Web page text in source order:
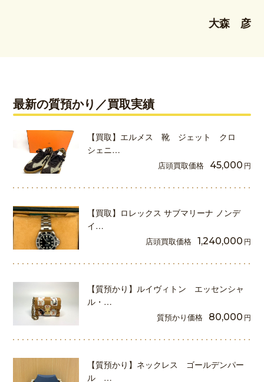
大森 彦
最新の質預かり／買取実績
【買取】エルメス 靴 ジェット クロ
シェニ…
店頭買取価格 45,000 円
【買取】ロレックス サブマリーナ ノンデ
イ…
店頭買取価格 1,240,000 円
【質預かり】ルイヴィトン エッセンシャ
ル・…
質預かり価格 80,000 円
【質預かり】ネックレス ゴールデンパー
ル …